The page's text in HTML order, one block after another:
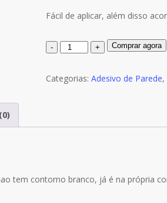
Fácil de aplicar, além disso
Quantidade
Adesivo
Comprar agora
Categorias: Adesivo de Parede,
tem contorno branco, já é na própria